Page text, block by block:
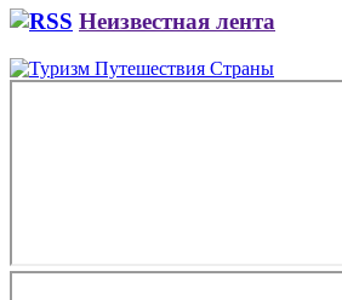
Неизвестная лента